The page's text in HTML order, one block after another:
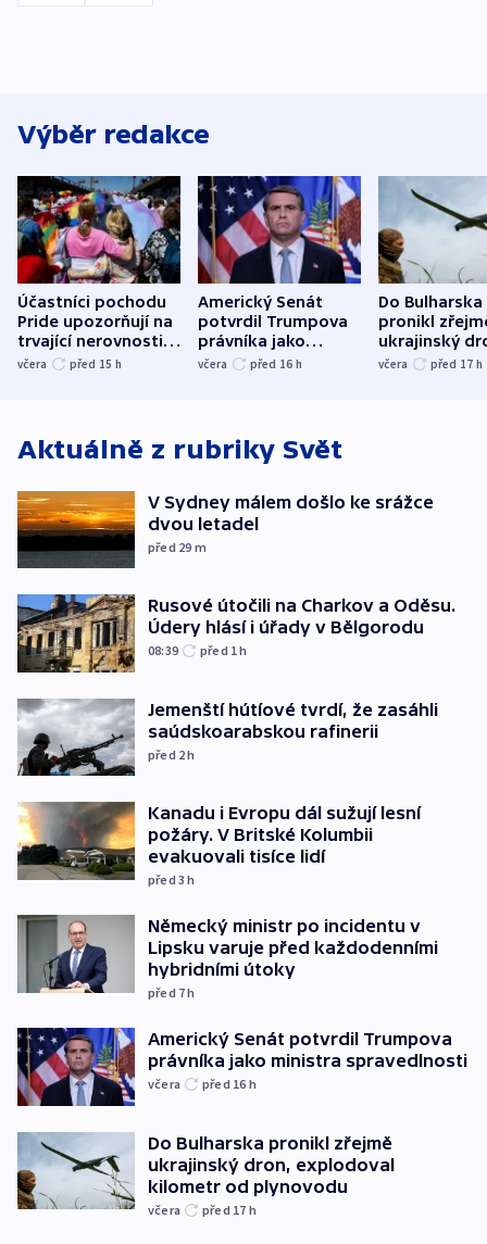
Výběr redakce
Účastníci pochodu
Pride upozorňují na
trvající nerovnosti i
společenskou
včera před 15 h
Americký Senát
potvrdil Trumpova
právníka jako
ministra
včera před 16 h
Do Bulharska
pronikl
ukrajinský
explodoval
včera před 17 h
Aktuálně z rubriky Svět
V Sydney málem došlo ke srážce
dvou letadel
před 29 m
Rusové útočili na Charkov a Oděsu.
Údery hlásí i úřady v Bělgorodu
08:39 před 1h
Jemenští hútíové tvrdí, že zasáhli
saúdskoarabskou rafinerii
před 2h
Kanadu i Evropu dál sužují lesní
požáry. V Britské Kolumbii
evakuovali tisíce lidí
před 3h
Německý ministr po incidentu v
Lipsku varuje před každodenními
hybridními útoky
před 7h
Americký Senát potvrdil Trumpova
právníka jako ministra spravedlnosti
včera před 16 h
Do Bulharska pronikl zřejmě
ukrajinský dron, explodoval
kilometr od plynovodu
včera před 17 h